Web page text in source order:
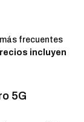
frecuentes
incluyen
5G